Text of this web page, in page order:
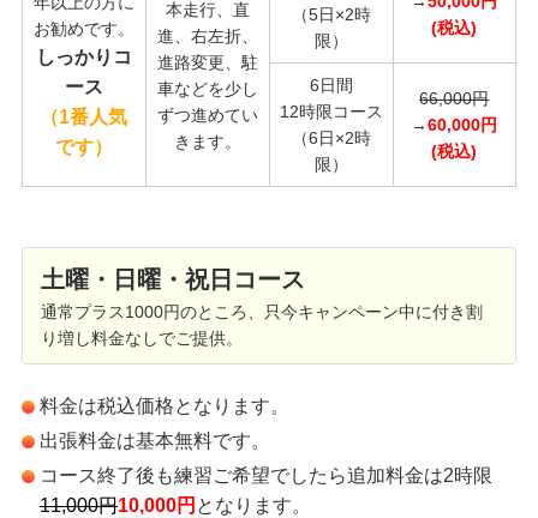
お勧めです。
しっかりコ
ース
（1番人気
です）
本走行、直
進、右左折、
進路変更、駐
車などを少し
ずつ進めてい
きます。
（5日×2時
限）
(税込)
6日間
12時限コース
（6日×2時
限）
66,000円
→60,000円
(税込)
土曜・日曜・祝日コース
通常プラス1000円のところ、只今キャンペーン中に付き割
り増し料金なしでご提供。
料金は税込価格となります。
出張料金は基本無料です。
コース終了後も練習ご希望でしたら追加料金は2時限
11,000円10,000円 となります。